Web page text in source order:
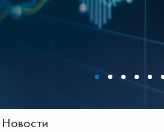
Новости